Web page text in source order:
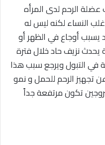
الرحم لدى المرأه
النساء لكنه ليس له
يسبب أوجاع في الظهر أو
نزيف حاد خلال فترة
في التبول ويرجع سبب هذا
تجهيز الرحم للحمل و نمو
تكون مرتفعة جداً